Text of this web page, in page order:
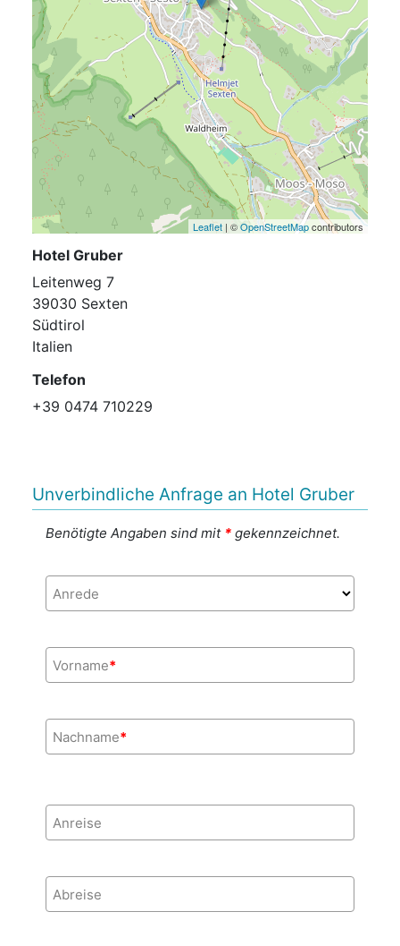
Leaflet | ©OpenStreetMapcontributors
Hotel Gruber
Leitenweg 7
39030 Sexten
Südtirol
Italien
Telefon
+39 0474 710229
Unverbindliche Anfrage an Hotel Gruber
Benötigte Angaben sind mit *gekennzeichnet.
Anrede
Vorname*
Nachname*
Anreise
Abreise